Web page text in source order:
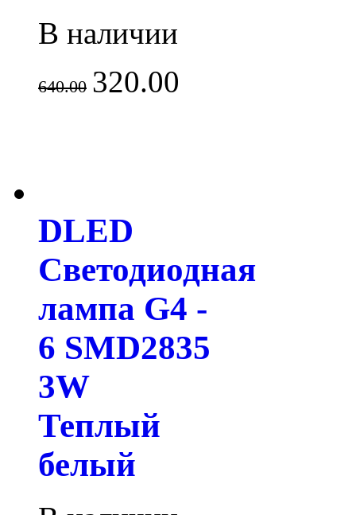
В наличии
640.00 320.00
DLED
Светодиодная
лампа G4 -
6 SMD2835
3W
Теплый
белый